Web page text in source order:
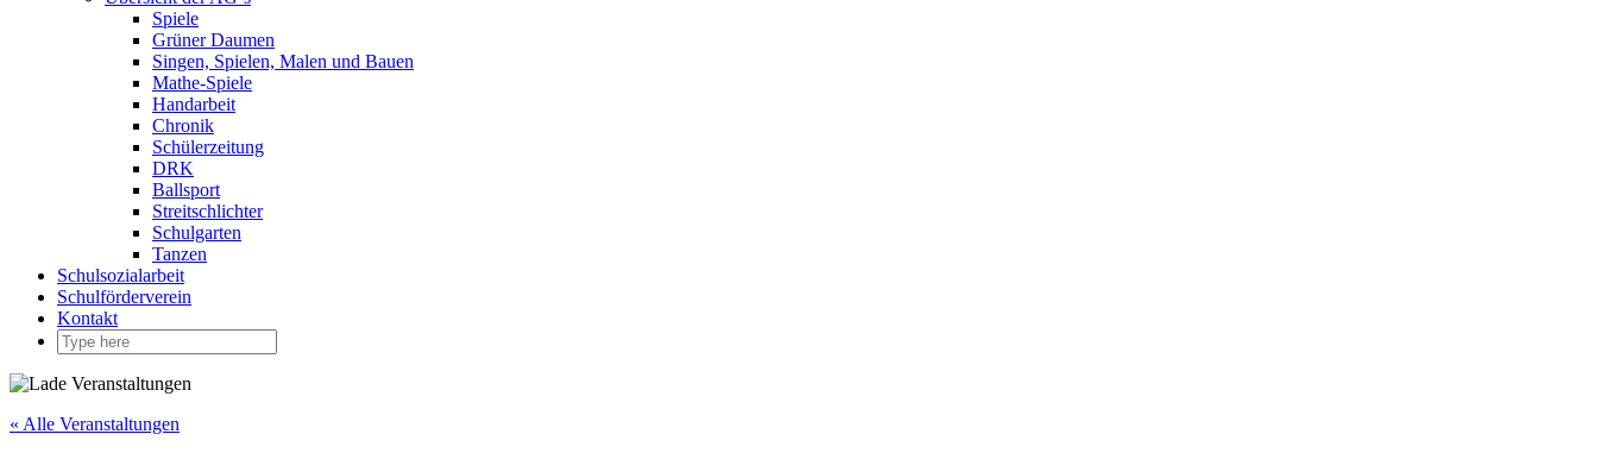
Spiele
Grüner Daumen
Singen, Spielen, Malen und Bauen
Mathe-Spiele
Handarbeit
Chronik
Schülerzeitung
DRK
Ballsport
Streitschlichter
Schulgarten
Tanzen
Schulsozialarbeit
Schulförderverein
Kontakt
« Alle Veranstaltungen